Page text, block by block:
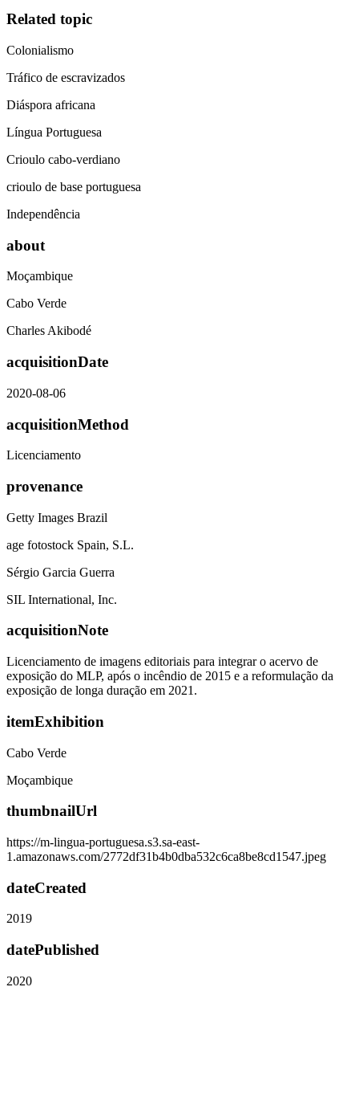
Related topic
Colonialismo
Tráfico de escravizados
Diáspora africana
Língua Portuguesa
Crioulo cabo-verdiano
crioulo de base portuguesa
Independência
about
Moçambique
Cabo Verde
Charles Akibodé
acquisitionDate
2020-08-06
acquisitionMethod
Licenciamento
provenance
Getty Images Brazil
age fotostock Spain, S.L.
Sérgio Garcia Guerra
SIL International, Inc.
acquisitionNote
Licenciamento de imagens editoriais para integrar o acervo de
exposição do MLP, após o incêndio de 2015 e a reformulação da
exposição de longa duração em 2021.
itemExhibition
Cabo Verde
Moçambique
thumbnailUrl
https://m-lingua-portuguesa.s3.sa-east-
1.amazonaws.com/2772df31b4b0dba532c6ca8be8cd1547.jpeg
dateCreated
2019
datePublished
2020